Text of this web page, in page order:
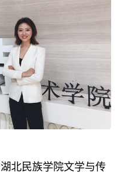
北民族学院文学与传